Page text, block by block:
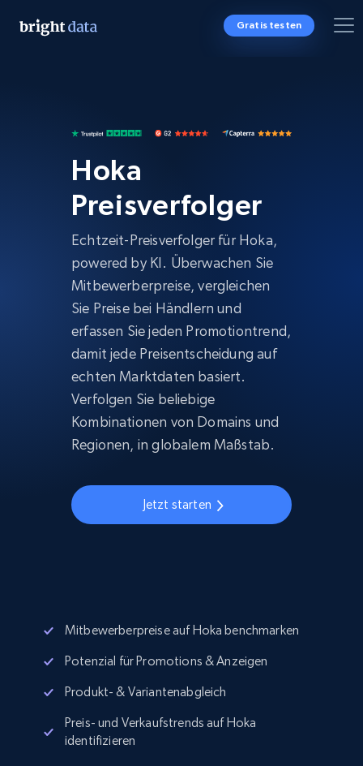
Gratis testen
Hoka
Preisverfolger
Echtzeit-Preisverfolger für Hoka,
powered by KI. Überwachen Sie
Mitbewerberpreise, vergleichen
Sie Preise bei Händlern und
erfassen Sie jeden Promotiontrend,
damit jede Preisentscheidung auf
echten Marktdaten basiert.
Verfolgen Sie beliebige
Kombinationen von Domains und
Regionen, in globalem Maßstab.
Jetzt starten
Mitbewerberpreise auf Hoka benchmarken
Potenzial für Promotions & Anzeigen
Produkt- & Variantenabgleich
Preis- und Verkaufstrends auf Hoka
identifizieren